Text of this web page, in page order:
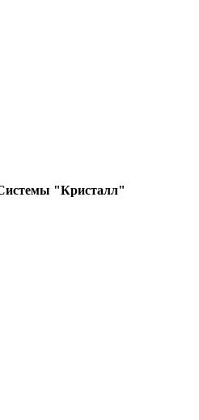
"Кристалл"